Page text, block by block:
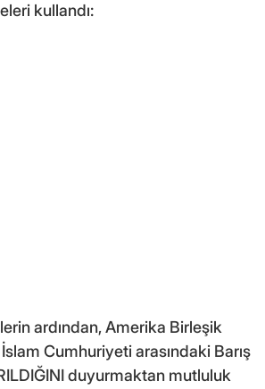
kullandı:
ardından, Amerika Birleşik
Cumhuriyeti arasındaki Barış
duyurmaktan mutluluk